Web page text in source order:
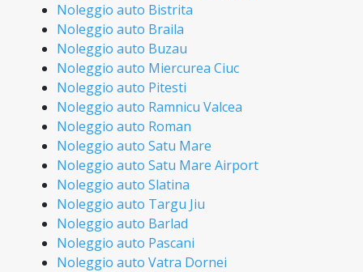
Noleggio auto Bistrita
Noleggio auto Braila
Noleggio auto Buzau
Noleggio auto Miercurea Ciuc
Noleggio auto Pitesti
Noleggio auto Ramnicu Valcea
Noleggio auto Roman
Noleggio auto Satu Mare
Noleggio auto Satu Mare Airport
Noleggio auto Slatina
Noleggio auto Targu Jiu
Noleggio auto Barlad
Noleggio auto Pascani
Noleggio auto Vatra Dornei